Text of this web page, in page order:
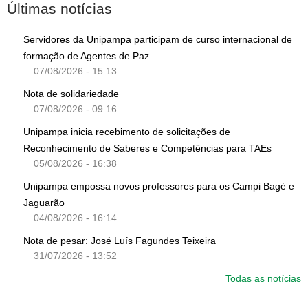
Últimas notícias
Servidores da Unipampa participam de curso internacional de
formação de Agentes de Paz
07/08/2026 - 15:13
Nota de solidariedade
07/08/2026 - 09:16
Unipampa inicia recebimento de solicitações de
Reconhecimento de Saberes e Competências para TAEs
05/08/2026 - 16:38
Unipampa empossa novos professores para os Campi Bagé e
Jaguarão
04/08/2026 - 16:14
Nota de pesar: José Luís Fagundes Teixeira
31/07/2026 - 13:52
Todas as notícias